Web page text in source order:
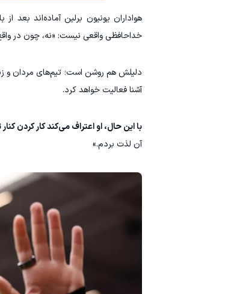
هواداران یونیون برلین آماده‌اند بعد
خداحافظی واقعی نیست: «نه، چون در
دلیلش هم روشن است؛ تیم‌های مردان و
آشنا فعالیت خواهد کرد.
با این حال، او اعتراف می‌کند کار کردن
آن لذت بردم.»